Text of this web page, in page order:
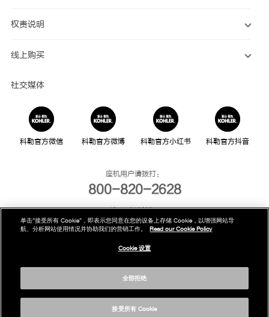
权责说明
线上购买
社交媒体
科勒官方微信 科勒官方微博 科勒官方小红书 科勒官方抖音
座机用户请拨打：
800-820-2628
手机用户请拨打：
400-820-2628
我们的电话服务时间为：
沪ICP备05026969号-1
单击“接受所有 Cookie”，即表示您同意在您的设备上存储 Cookie，以增强网站导
航、分析网站使用情况并协助我们的营销工作。
Read our Cookie Policy
Cookie 设置
全部拒绝
接受所有 Cookie